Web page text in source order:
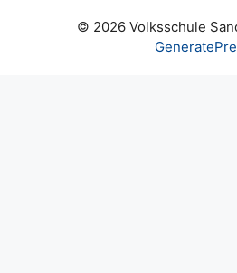
© 2026 Volksschule